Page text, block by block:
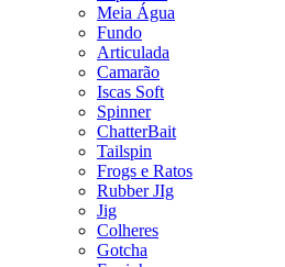
Meia Água
Fundo
Articulada
Camarão
Iscas Soft
Spinner
ChatterBait
Tailspin
Frogs e Ratos
Rubber JIg
Jig
Colheres
Gotcha